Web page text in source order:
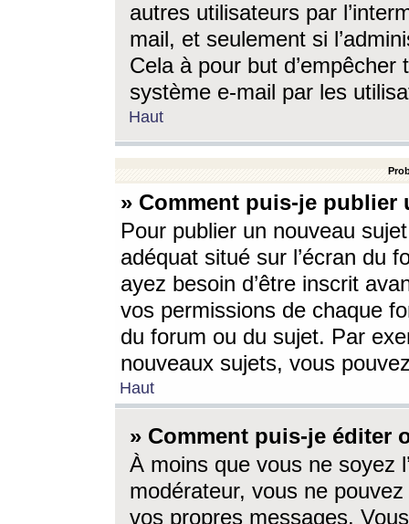
autres utilisateurs par
mail, et seulement si
Cela à pour but
système e-mail par les
Haut
» Comment puis-je
Pour publier un nouveau
adéquat situé sur l’écran du
ayez besoin d’être inscrit
vos permissions de chaque
du forum ou du sujet. Par
nouveaux sujets, vous
Haut
» Comment puis-je éditer
À moins que vous ne soyez
modérateur, vous ne
vos propres messages.